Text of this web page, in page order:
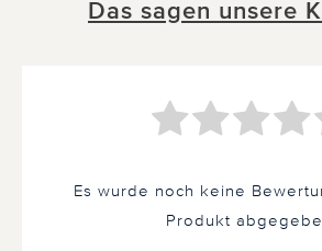
Das sagen unsere
Es wurde noch keine
Produkt